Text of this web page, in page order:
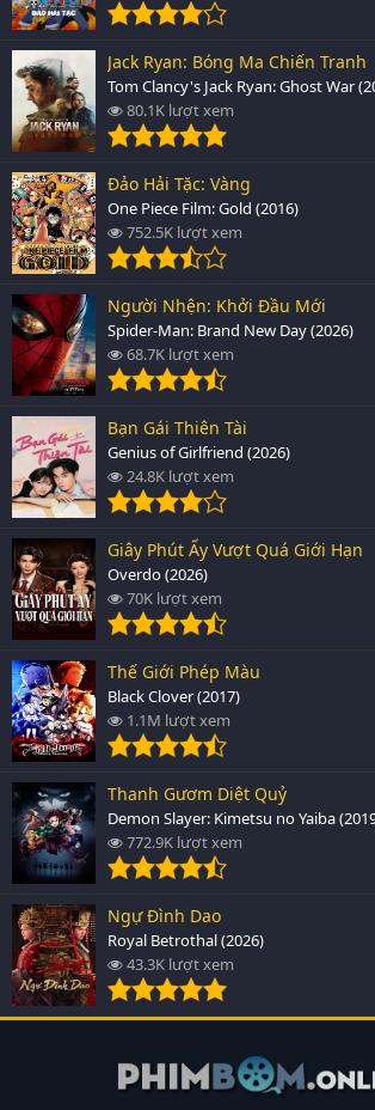
Jack Ryan: Bóng Ma Chiến Tranh
Tom Clancy's Jack Ryan: Ghost War
80.1K lượt xem
Đảo Hải Tặc: Vàng
One Piece Film: Gold (2016)
752.5K lượt xem
Người Nhện: Khởi Đầu Mới
Spider-Man: Brand New Day (2026)
68.7K lượt xem
Bạn Gái Thiên Tài
Genius of Girlfriend (2026)
24.8K lượt xem
Giây Phút Ấy Vượt Quá Giới Hạn
Overdo (2026)
70K lượt xem
Thế Giới Phép Màu
Black Clover (2017)
1.1M lượt xem
Thanh Gươm Diệt Quỷ
Demon Slayer: Kimetsu no Yaiba
772.9K lượt xem
Ngự Đình Dao
Royal Betrothal (2026)
43.3K lượt xem